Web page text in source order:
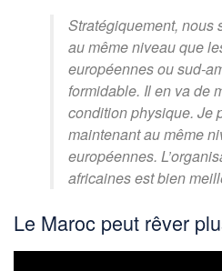
Stratégiquement, nous
au même niveau que
européennes ou sud-
formidable. Il en va de
condition physique. Je
maintenant au même
européennes.
africaines est bien
Le Maroc peut rêver